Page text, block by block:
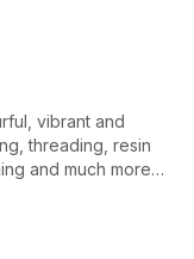
vibrant and
threading, resin
and much more
with some of the